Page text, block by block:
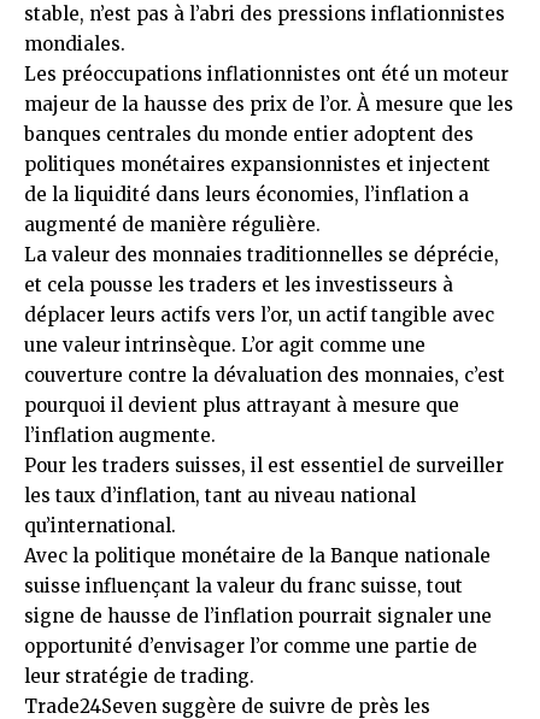
stable, n’est pas à l’abri des pressions inflationnistes
mondiales.
Les préoccupations inflationnistes ont été un moteur
majeur de la hausse des prix de l’or. À mesure que les
banques centrales du monde entier adoptent des
politiques monétaires expansionnistes et injectent
de la liquidité dans leurs économies, l’inflation a
augmenté de manière régulière.
La valeur des monnaies traditionnelles se déprécie,
et cela pousse les traders et les investisseurs à
déplacer leurs actifs vers l’or, un actif tangible avec
une valeur intrinsèque. L’or agit comme une
couverture contre la dévaluation des monnaies, c’est
pourquoi il devient plus attrayant à mesure que
l’inflation augmente.
Pour les traders suisses, il est essentiel de surveiller
les taux d’inflation, tant au niveau national
qu’international.
Avec la politique monétaire de la Banque nationale
suisse influençant la valeur du franc suisse, tout
signe de hausse de l’inflation pourrait signaler une
opportunité d’envisager l’or comme une partie de
leur stratégie de trading.
Trade24Seven suggère de suivre de près les